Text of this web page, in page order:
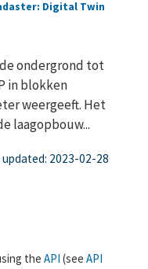
Digital Twin
ondergrond tot
in blokken
weergeeft. Het
laagopbouw...
2023-02-28
the API (see API